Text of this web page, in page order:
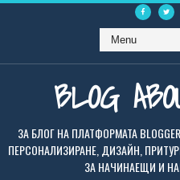
BLOG
ЗА БЛОГ НА ПЛАТФОРМАТА
ПЕРСОНАЛИЗИРАНЕ, ДИЗАЙН,
ЗА НАЧИНАЕЩИ И